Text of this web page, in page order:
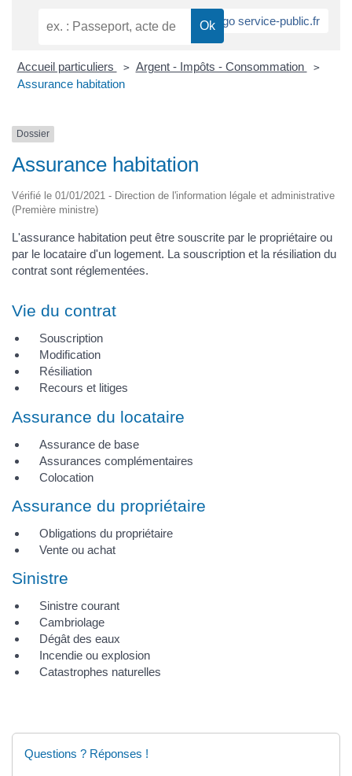
Accueil particuliers > Argent - Impôts - Consommation >
Assurance habitation
Dossier
Assurance habitation
Vérifié le 01/01/2021 - Direction de l'information légale et administrative
(Première ministre)
L'assurance habitation peut être souscrite par le propriétaire ou
par le locataire d'un logement. La souscription et la résiliation du
contrat sont réglementées.
Vie du contrat
Souscription
Modification
Résiliation
Recours et litiges
Assurance du locataire
Assurance de base
Assurances complémentaires
Colocation
Assurance du propriétaire
Obligations du propriétaire
Vente ou achat
Sinistre
Sinistre courant
Cambriolage
Dégât des eaux
Incendie ou explosion
Catastrophes naturelles
Questions ? Réponses !